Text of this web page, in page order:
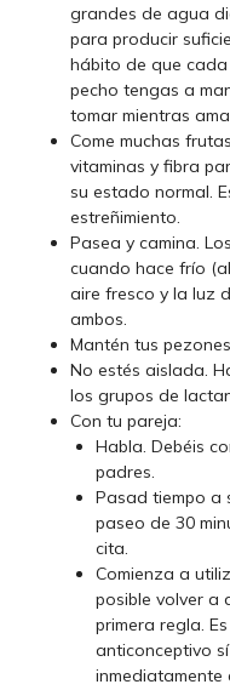
grandes de agua
para producir
hábito de que
pecho tengas a
tomar mientras
Come muchas
vitaminas y fibra
su estado normal.
estreñimiento.
Pasea y camina.
cuando hace frío
aire fresco y la luz
ambos.
Mantén tus
No estés aislada.
los grupos de
Con tu pareja:
Habla. Debéis
padres.
Pasad tiempo a
paseo de 30
cita.
Comienza a
posible volver a
primera regla.
anticonceptivo
inmediatamente